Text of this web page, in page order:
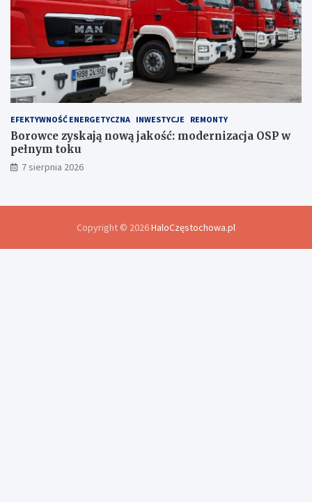
EFEKTYWNOŚĆ ENERGETYCZNA INWESTYCJE REMONTY
Borowce zyskają nową jakość: modernizacja OSP w
pełnym toku
7 sierpnia 2026
Copyright © 2026HaloCzęstochowa.pl